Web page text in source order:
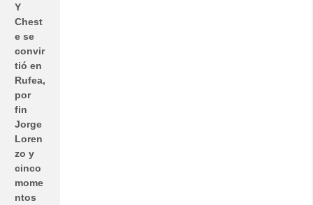
Y
Chest
e se
convir
tió en
Rufea,
por
fin
Jorge
Loren
zo y
cinco
mome
ntos